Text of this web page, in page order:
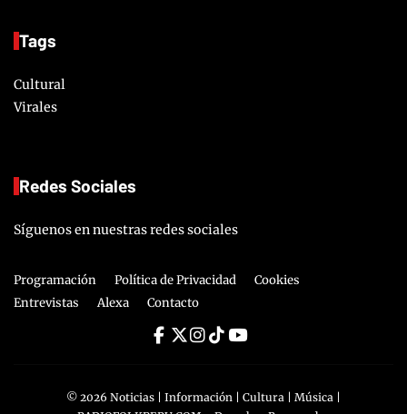
Tags
Cultural
Virales
Redes Sociales
Síguenos en nuestras redes sociales
Programación Política de Privacidad
Cookies
Entrevistas
Alexa Contacto
© 2026 Noticias | Información | Cultura | Música |